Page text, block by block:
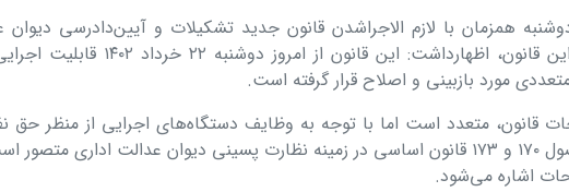
همزمان با لازم الاجراشدن قانون جدید تشکیلات و آیین‌دادرسی دیوان
اداری درباره تغییرات این قانون، اظهارداشت: این قانون از امروز
مورد بازبینی و اصلاح قرار گرفته است.
قانون، متعدد است اما با توجه به وظایف دستگاه‌های اجرایی از منظر حق
که در راستای اجرای اصول ۱۷۰ و ۱۷۳ قانون اساسی در زمینه نظارت پسینی دیوان عدالت اداری
اشاره می‌شود.